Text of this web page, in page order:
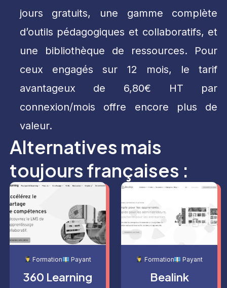
jours gratuits, une gamme complète
d’outils pédagogiques et collaboratifs, et
une bibliothèque de ressources. Pour
ceux engagés sur 12 mois, le tarif
avantageux de 6,80€ HT par
connexion/mois offre encore plus de
valeur.
Alternatives mais
toujours françaises :
Formation Payant
360 Learning
Formation Payant
Bealink